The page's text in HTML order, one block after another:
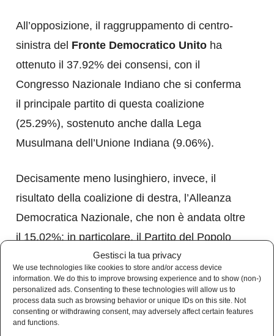
Gestisci la tua privacy
We use technologies like cookies to store and/or access device
information. We do this to improve browsing experience and to show (non-)
personalized ads. Consenting to these technologies will allow us to
process data such as browsing behavior or unique IDs on this site. Not
consenting or withdrawing consent, may adversely affect certain features
and functions.
All’opposizione, il raggruppamento di centro-
sinistra del Fronte Democratico Unito ha
ottenuto il 37.92% dei consensi, con il
Congresso Nazionale Indiano che si conferma
il principale partito di questa coalizione
(25.29%), sostenuto anche dalla Lega
Musulmana dell’Unione Indiana (9.06%).
Decisamente meno lusinghiero, invece, il
risultato della coalizione di destra, l’Alleanza
Democratica Nazionale, che non è andata oltre
il 15.02%: in particolare, il Partito del Popolo
Indiano (Bharatiya Janata Party), quello del
primo ministro Narendra Modi, si è dovuto
accontentare del 14.80%.